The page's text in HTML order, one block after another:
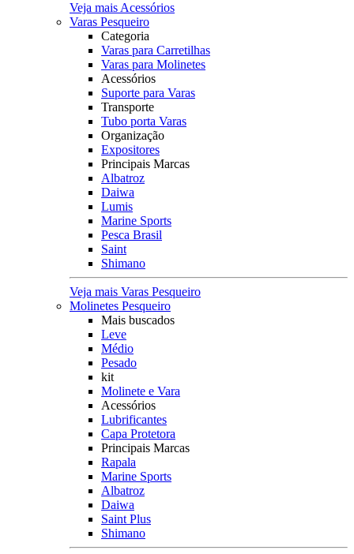
Veja mais Acessórios
Varas Pesqueiro
Categoria
Varas para Carretilhas
Varas para Molinetes
Acessórios
Suporte para Varas
Transporte
Tubo porta Varas
Organização
Expositores
Principais Marcas
Albatroz
Daiwa
Lumis
Marine Sports
Pesca Brasil
Saint
Shimano
Veja mais Varas Pesqueiro
Molinetes Pesqueiro
Mais buscados
Leve
Médio
Pesado
kit
Molinete e Vara
Acessórios
Lubrificantes
Capa Protetora
Principais Marcas
Rapala
Marine Sports
Albatroz
Daiwa
Saint Plus
Shimano